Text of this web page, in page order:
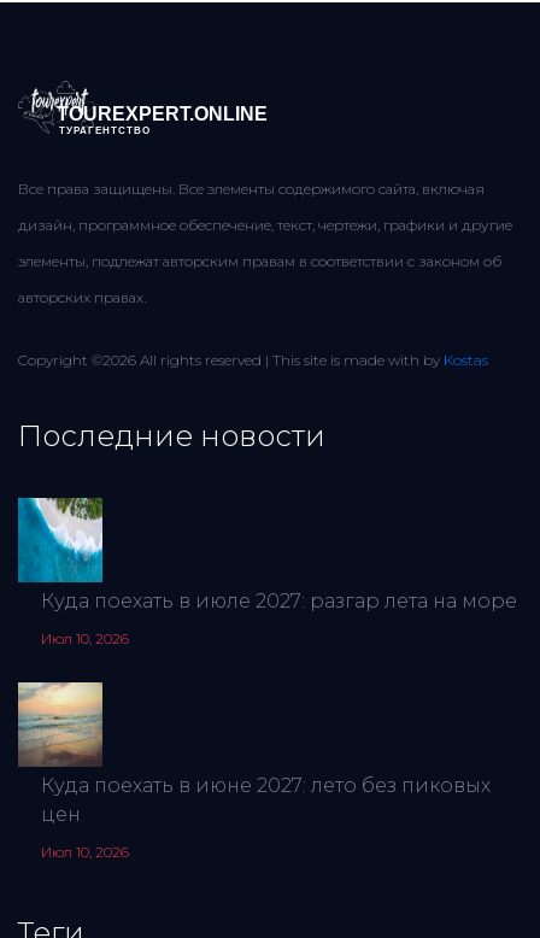
TOUREXPERT.ONLINE
ТУРАГЕНТСТВО
Все права защищены. Все элементы содержимого сайта, включая
дизайн, программное обеспечение, текст, чертежи, графики и другие
элементы, подлежат авторским правам в соответствии с законом об
авторских правах.
Copyright ©2026 All rights reserved | This site is made with by Kostas
Последние новости
Куда поехать в июле 2027: разгар лета на море
Июл 10, 2026
Куда поехать в июне 2027: лето без пиковых
цен
Июл 10, 2026